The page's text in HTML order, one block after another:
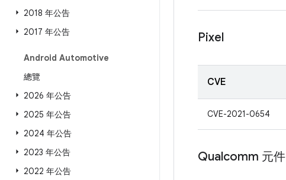
2018 年公告
2017 年公告
Android Automotive
總覽
2026 年公告
2025 年公告
2024 年公告
2023 年公告
2022 年公告
Pixel
CVE
CVE-2021-0654
Qualcomm 元件